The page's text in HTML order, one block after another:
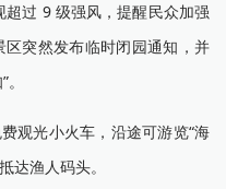
过 9 级强风，提醒民众加强
突然发布临时闭园通知，并
光小火车，沿途可游览“海
达渔人码头。